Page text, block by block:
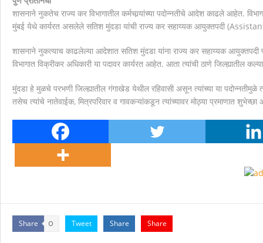
मानवाला आदराने व सन्मानाने जगण्याचा अधिकार म्हणजे
शासनाने नुकतेच राज्य कर विभागातील कर्मचार्‍यांच्या पदोन्नतीचे आदेश काढले आहेत.
मुंबई येथे कार्यरत असलेले सतिश मुंदडा यांची राज्य कर सहाय्यक आयुक्तपदी
शासनाने नुकत्याच काढलेल्या आदेशात सतिश मुंदडा यांना राज्य कर सहाय्यक
विभागात विक्रीकर अधिकारी या पदावर कार्यरत आहेत. आता त्यांची ठाणे
मुंदडा हे मुळचे परभणी जिल्ह्यातील गंगाखेड येथील रहिवासी असून त्यांच्या या
तसेच त्यांचे नातेवाईक, मित्रपरिवार व गावकऱ्यांकडून त्यांच्यावर मोठ्या प्रमाणात
Share 0 Tweet Share Share